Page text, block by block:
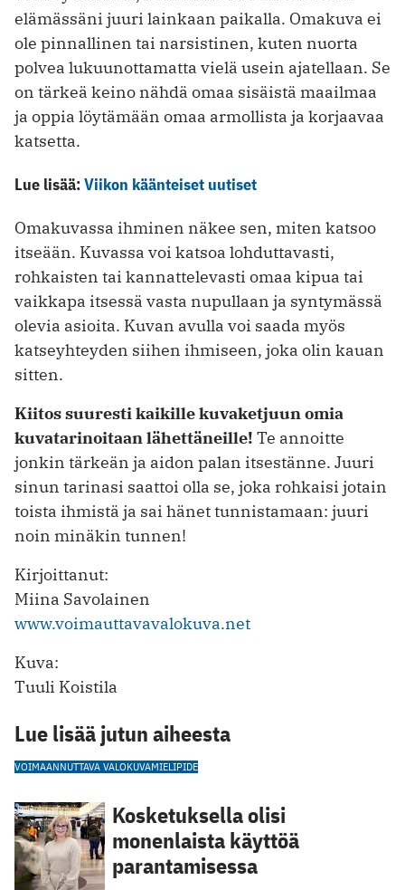
elämässäni juuri lainkaan paikalla. Omakuva ei
ole pinnallinen tai narsistinen, kuten nuorta
polvea lukuunottamatta vielä usein ajatellaan. Se
on tärkeä keino nähdä omaa sisäistä maailmaa
ja oppia löytämään omaa armollista ja korjaavaa
katsetta.
Lue lisää:Viikon käänteiset uutiset
Omakuvassa ihminen näkee sen, miten katsoo
itseään. Kuvassa voi katsoa lohduttavasti,
rohkaisten tai kannattelevasti omaa kipua tai
vaikkapa itsessä vasta nupullaan ja syntymässä
olevia asioita. Kuvan avulla voi saada myös
katseyhteyden siihen ihmiseen, joka olin kauan
sitten.
Kiitos suuresti kaikille kuvaketjuun omia
kuvatarinoitaan lähettäneille! Te annoitte
jonkin tärkeän ja aidon palan itsestänne. Juuri
sinun tarinasi saattoi olla se, joka rohkaisi jotain
toista ihmistä ja sai hänet tunnistamaan: juuri
noin minäkin tunnen!
Kirjoittanut:
Miina Savolainen
www.voimauttavavalokuva.net
Kuva:
Tuuli Koistila
Lue lisää jutun aiheesta
VOIMAANNUTTAVA VALOKUVAMIELIPIDE
Kosketuksella olisi
monenlaista käyttöä
parantamisessa